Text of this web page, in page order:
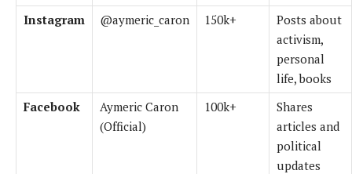
Instagram
@aymeric_caron 150k+
Posts about
activism,
personal
life, books
Facebook
Aymeric Caron
(Official)
100k+
Shares
articles and
political
updates